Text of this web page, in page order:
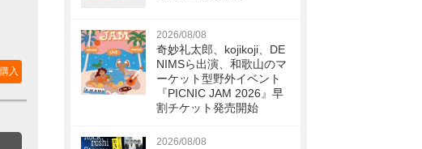
購入
2026/08/08
奇妙礼太郎、kojikoji、DE
NIMSら出演、和歌山のマ
ーケット型野外イベント
『PICNIC JAM 2026』早
割チケット発売開始
2026/08/08